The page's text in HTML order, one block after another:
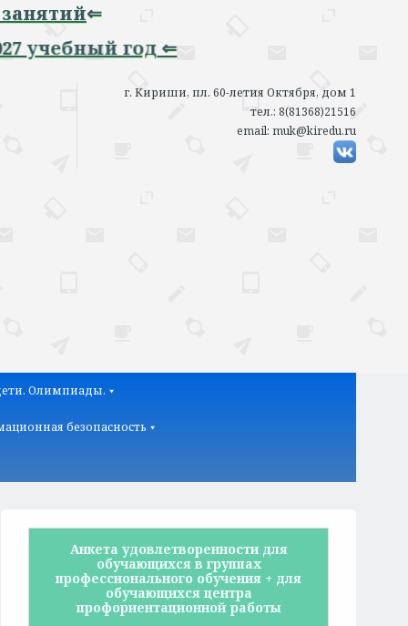
⇐
год ⇐
г. Кириши, пл. 60-летия Октября, дом 1
тел.: 8(81368)21516
email: muk@kiredu.ru
Олимпиады.
безопасность
Анкета удовлетворенности для
обучающихся в группах
профессионального обучения + для
обучающихся центра
профориентационной работы